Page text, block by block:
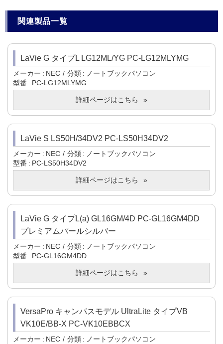
関連製品一覧
LaVie G タイプL LG12ML/YG PC-LG12MLYMG
メーカー NEC 分類
ノートブックパソコン
型番
PC-LG12MLYMG
詳細ページはこちら
LaVie S LS50H/34DV2 PC-LS50H34DV2
メーカー NEC 分類
ノートブックパソコン
型番
PC-LS50H34DV2
詳細ページはこちら
LaVie G タイプL(a) GL16GM/4D PC-GL16GM4DD
プレミアムパールシルバー
メーカー NEC 分類
ノートブックパソコン
型番
PC-GL16GM4DD
詳細ページはこちら
VersaPro キャンパスモデル UltraLite タイプVB
VK10E/BB-X PC-VK10EBBCX
メーカー NEC 分類
ノートブックパソコン